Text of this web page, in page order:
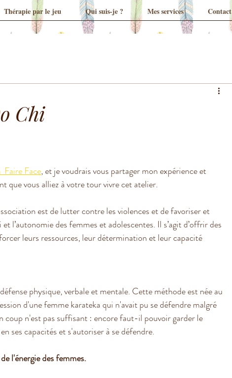
Thérapie par le jeu Qui suis-je ? Mes services Contact
Chi
Faire Face, et je voudrais vous partager mon expérience et
que vous alliez à votre tour vivre cet atelier.
est de lutter contre les violences et de favoriser et
l’autonomie des femmes et adolescentes. Il s’agit d’offrir des
leurs ressources, leur détermination et leur capacité
physique, verbale et mentale. Cette méthode est née au
d'une femme karateka qui n'avait pu se défendre malgré
coup n'est pas suffisant : encore faut-il pouvoir garder le
ses capacités et s'autoriser à se défendre.
l'énergie des femmes.